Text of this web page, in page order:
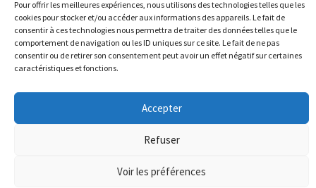
Pour offrir les meilleures expériences, nous utilisons des technologies telles que les
cookies pour stocker et/ou accéder aux informations des appareils. Le fait de
consentir à ces technologies nous permettra de traiter des données telles que le
comportement de navigation ou les ID uniques sur ce site. Le fait de ne pas
consentir ou de retirer son consentement peut avoir un effet négatif sur certaines
caractéristiques et fonctions.
Accepter
Refuser
Voir les préférences
Les bonnes adresses
© 2026 Site officiel de la commune de Puycapel dans le Cantal
Conformité à la loi RGPD
Puycapel.fr utilise des cookies pour améliorer les performance et
votre usage du site web. nous présumons de votre accord pour